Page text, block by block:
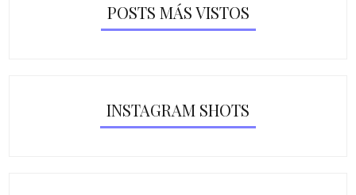
POSTS MÁS VISTOS
INSTAGRAM SHOTS